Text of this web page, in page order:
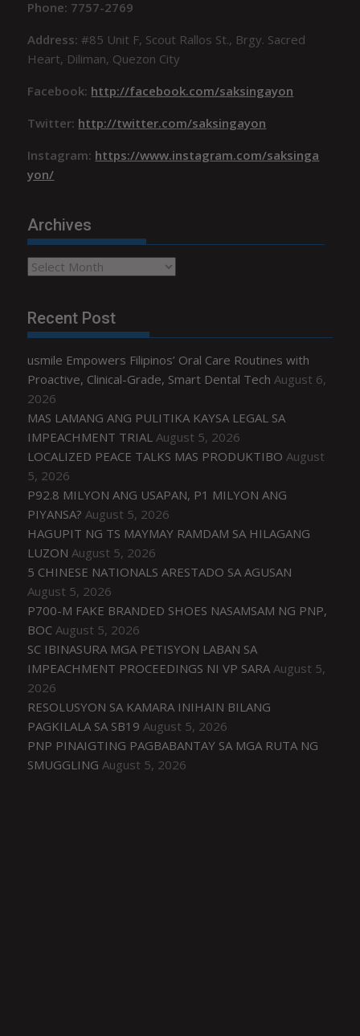
Phone: 7757-2769
Address:#85 Unit F, Scout Rallos St., Brgy. Sacred
Heart, Diliman, Quezon City
Facebook: http://facebook.com/saksingayon
Twitter: http://twitter.com/saksingayon
Instagram: https://www.instagram.com/saksinga
yon/
Archives
Archives
Recent Post
usmile Empowers Filipinos’ Oral Care Routines with
Proactive, Clinical-Grade, Smart Dental Tech August 6,
2026
MAS LAMANG ANG PULITIKA KAYSA LEGAL SA
IMPEACHMENT TRIAL August 5, 2026
LOCALIZED PEACE TALKS MAS PRODUKTIBO August
5, 2026
P92.8 MILYON ANG USAPAN, P1 MILYON ANG
PIYANSA? August 5, 2026
HAGUPIT NG TS MAYMAY RAMDAM SA HILAGANG
LUZON August 5, 2026
5 CHINESE NATIONALS ARESTADO SA AGUSAN
August 5, 2026
P700-M FAKE BRANDED SHOES NASAMSAM NG PNP,
BOC August 5, 2026
SC IBINASURA MGA PETISYON LABAN SA
IMPEACHMENT PROCEEDINGS NI VP SARA August 5,
2026
RESOLUSYON SA KAMARA INIHAIN BILANG
PAGKILALA SA SB19 August 5, 2026
PNP PINAIGTING PAGBABANTAY SA MGA RUTA NG
SMUGGLING August 5, 2026